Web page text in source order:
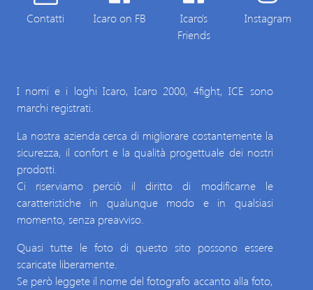
Contatti Icaro on FB
Icaro's
Friends
Instagram
I nomi e i loghi Icaro, Icaro 2000, 4fight, ICE sono
marchi registrati.
La nostra azienda cerca di migliorare costantemente la
sicurezza, il confort e la qualità progettuale dei nostri
prodotti.
Ci riserviamo perciò il diritto di modificarne le
caratteristiche in qualunque modo e in qualsiasi
momento, senza preavviso.
Quasi tutte le foto di questo sito possono essere
scaricate liberamente.
Se però leggete il nome del fotografo accanto alla foto,